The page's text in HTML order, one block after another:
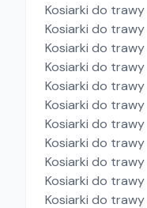
Kosiarki do trawy
Kosiarki do trawy
Kosiarki do trawy
Kosiarki do trawy
Kosiarki do trawy
Kosiarki do trawy
Kosiarki do trawy
Kosiarki do trawy
Kosiarki do trawy
Kosiarki do trawy
Kosiarki do trawy